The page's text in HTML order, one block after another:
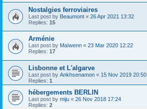
Nostalgies ferroviaires
Last post by Beaumont « 26 Apr 2021 13:32
Replies: 15
Arménie
Last post by Maïwenn « 23 Mar 2020 12:22
Replies: 17
Lisbonne et L'algarve
Last post by Ankhsenamon « 15 Nov 2019 20:50
Replies: 1
hébergements BERLIN
Last post by miju « 26 Nov 2018 17:24
Replies: 2